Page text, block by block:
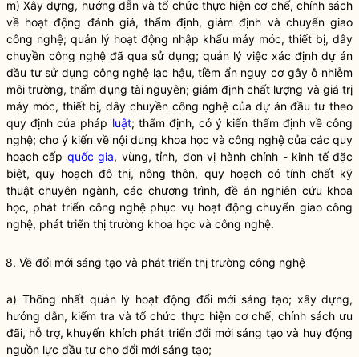
m) Xây dựng, hướng dẫn và tổ chức thực hiện cơ chế, chính sách
về hoạt động đánh giá, thẩm định, giám định và chuyển giao
công nghệ; quản lý hoạt động nhập khẩu máy móc, thiết bị, dây
chuyền công nghệ đã qua sử dụng; quản lý việc xác định dự án
đầu tư sử dụng công nghệ lạc hậu, tiềm ẩn nguy cơ gây ô nhiễm
môi trường, thẩm dụng tài nguyên; giám định chất lượng và giá trị
máy móc, thiết bị, dây chuyền công nghệ của dự án đầu tư theo
quy định của pháp luật; thẩm định, có ý kiến thẩm định về công
nghệ; cho ý kiến về nội dung khoa học và công nghệ của các quy
hoạch cấp quốc gia, vùng, tỉnh, đơn vị hành chính - kinh tế đặc
biệt, quy hoạch đô thị, nông thôn, quy hoạch có tính chất kỹ
thuật chuyên ngành, các chương trình, đề án nghiên cứu khoa
học, phát triển công nghệ phục vụ hoạt động chuyển giao công
nghệ, phát triển thị trường khoa học và công nghệ.
8. Về đổi mới sáng tạo và phát triển thị trường công nghệ
a) Thống nhất quản lý hoạt động đổi mới sáng tạo; xây dựng,
hướng dẫn, kiểm tra và tổ chức thực hiện cơ chế, chính sách ưu
đãi, hỗ trợ, khuyến khích phát triển đổi mới sáng tạo và huy động
nguồn lực đầu tư cho đổi mới sáng tạo;